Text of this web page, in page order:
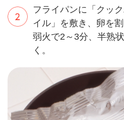
フライパンに「クッ
イル」を敷き、卵を
弱火で2～3分、半熟
く。